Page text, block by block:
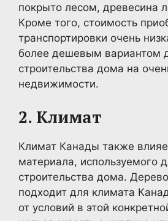
покрыто лесом, древесина
Кроме того, стоимость
транспортировки очень
более дешевым вариантом
строительства дома на
недвижимости.
2. Климат
Климат Канады также
материала, используемого
строительства дома.
подходит для климата
от условий в этой